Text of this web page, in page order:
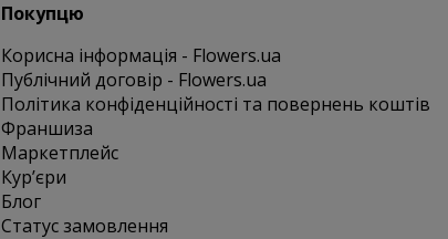
Покупцю
Корисна інформація - Flowers.ua
Публічний договір - Flowers.ua
Політика конфіденційності та повернень коштів
Франшиза
Маркетплейс
Курʼєри
Блог
Статус замовлення